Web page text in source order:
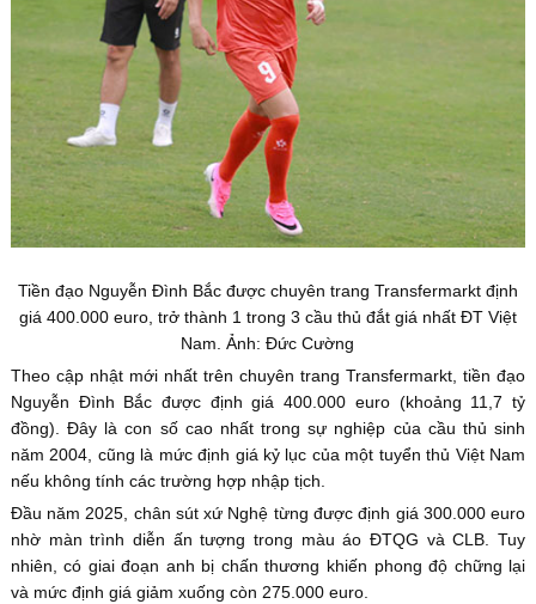
Tiền đạo Nguyễn Đình Bắc được chuyên trang Transfermarkt định
giá 400.000 euro, trở thành 1 trong 3 cầu thủ đắt giá nhất ĐT Việt
Nam. Ảnh: Đức Cường
Theo cập nhật mới nhất trên chuyên trang Transfermarkt, tiền đạo
Nguyễn Đình Bắc được định giá 400.000 euro (khoảng 11,7 tỷ
đồng). Đây là con số cao nhất trong sự nghiệp của cầu thủ sinh
năm 2004, cũng là mức định giá kỷ lục của một tuyển thủ Việt Nam
nếu không tính các trường hợp nhập tịch.
Đầu năm 2025, chân sút xứ Nghệ từng được định giá 300.000 euro
nhờ màn trình diễn ấn tượng trong màu áo ĐTQG và CLB. Tuy
nhiên, có giai đoạn anh bị chấn thương khiến phong độ chững lại
và mức định giá giảm xuống còn 275.000 euro.